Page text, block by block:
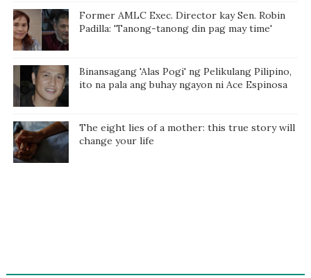
Former AMLC Exec. Director kay Sen. Robin
Padilla: 'Tanong-tanong din pag may time'
Binansagang 'Alas Pogi' ng Pelikulang Pilipino,
ito na pala ang buhay ngayon ni Ace Espinosa
The eight lies of a mother: this true story will
change your life